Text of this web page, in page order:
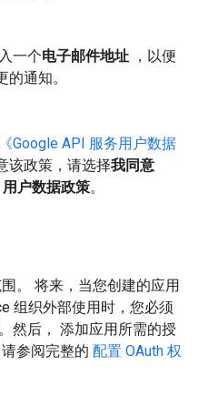
一个电子邮件地址 ，以便
通知。
《Google API 服务用户数据
该政策，请选择我同意
户数据政策。
。 将来，当您创建的应用
组织外部使用时，您必须
。然后， 添加应用所需的授
参阅完整的 配置 OAuth 权